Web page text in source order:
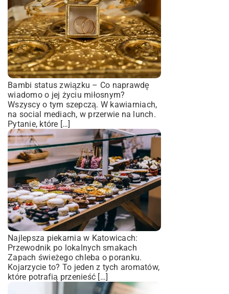
Bambi status związku – Co naprawdę
wiadomo o jej życiu miłosnym?
Wszyscy o tym szepczą. W kawiarniach,
na social mediach, w przerwie na lunch.
Pytanie, które […]
Najlepsza piekarnia w Katowicach:
Przewodnik po lokalnych smakach
Zapach świeżego chleba o poranku.
Kojarzycie to? To jeden z tych aromatów,
które potrafią przenieść […]